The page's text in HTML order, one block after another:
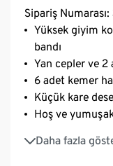
Sipariş
Yüksek giyim
bandı
Yan cepler ve 2
6 adet kemer
Küçük kare
Hoş ve
Daha fazla
Elastanlı: